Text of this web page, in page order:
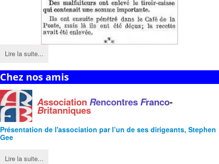
Lire la suite...
Chez nos amis
AssociationRencontresFranco-
Britanniques
Présentation de l'association par l’un de ses dirigeants, Stephen
Gee
Lire la suite...